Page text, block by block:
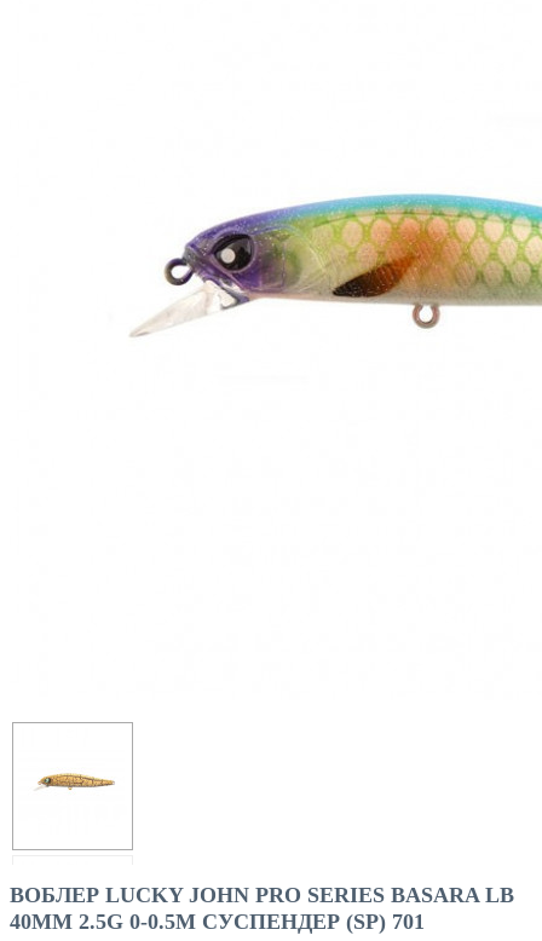
ВОБЛЕР LUCKY JOHN PRO SERIES BASARA LB
40MM 2.5G 0-0.5M CУСПЕНДЕР (SP) 701